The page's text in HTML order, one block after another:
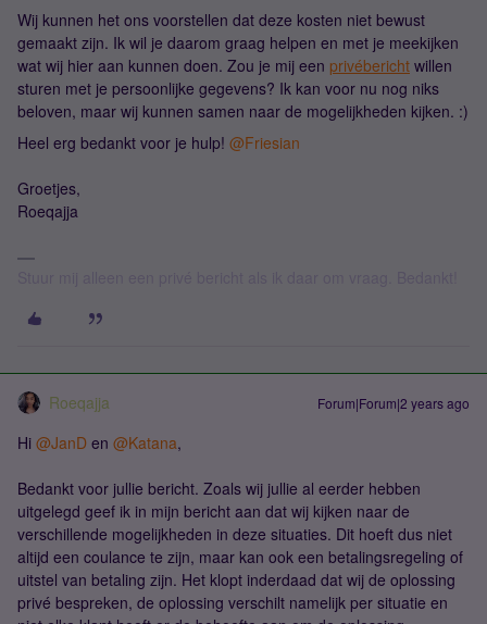
Wij kunnen het ons voorstellen dat deze kosten niet bewust
gemaakt zijn. Ik wil je daarom graag helpen en met je meekijken
wat wij hier aan kunnen doen. Zou je mij een privébericht willen
sturen met je persoonlijke gegevens? Ik kan voor nu nog niks
beloven, maar wij kunnen samen naar de mogelijkheden kijken. :)
Heel erg bedankt voor je hulp! @Friesian
Groetjes,
Roeqajja
Roeqajja Forum|Forum|2 years ago
Hi @JanD en @Katana,
Bedankt voor jullie bericht. Zoals wij jullie al eerder hebben
uitgelegd geef ik in mijn bericht aan dat wij kijken naar de
verschillende mogelijkheden in deze situaties. Dit hoeft dus niet
altijd een coulance te zijn, maar kan ook een betalingsregeling of
uitstel van betaling zijn. Het klopt inderdaad dat wij de oplossing
privé bespreken, de oplossing verschilt namelijk per situatie en